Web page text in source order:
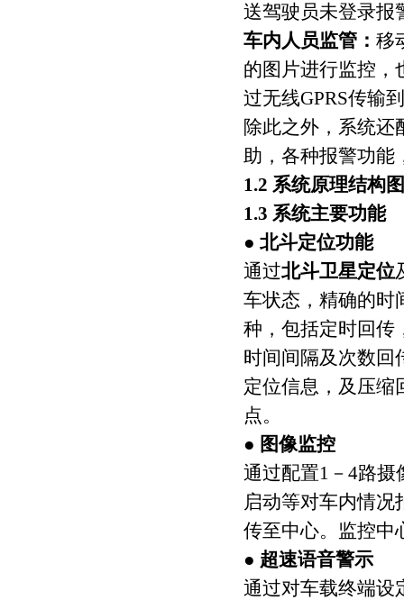
送驾驶员未登录报
车内人员监管： 移
的图片进行监控，
过无线GPRS传输
除此之外，系统还
助，各种报警功能
1.2 系统原理结构图
1.3 系统主要功能
● 北斗定位功能
通过北斗卫星定位
车状态，精确的时
种，包括定时回传
时间间隔及次数回
定位信息，及压缩
点。
● 图像监控
通过配置1－4路
启动等对车内情
传至中心。监控中
● 超速语音警示
通过对车载终端设